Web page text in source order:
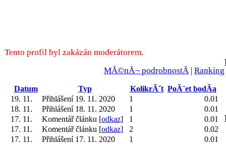
Tento profil byl zakázán moderátorem.
MĂ©nĂ¬ podrobnostĂ­ | Ranking
Datum Typ KolikrĂˇt PoĂ¨et bodĂą
19. 11.
Přihlášení 19. 11. 2020 1
0.01
18. 11.
Přihlášení 18. 11. 2020 1
0.01
17. 11.
Komentář článku [odkaz] 1
0.01
17. 11.
Komentář článku [odkaz] 2
0.02
17. 11.
Přihlášení 17. 11. 2020 1
0.01